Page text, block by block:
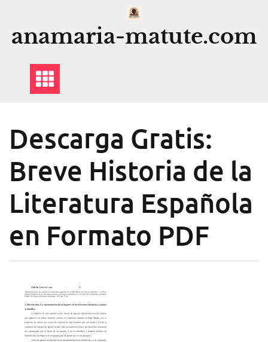
contenido
anamaria-matute.com
Descarga Gratis:
Breve Historia de la
Literatura Española
en Formato PDF